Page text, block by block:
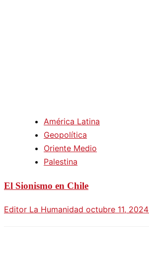
América Latina
Geopolítica
Oriente Medio
Palestina
El Sionismo en Chile
Editor La Humanidad octubre 11, 2024